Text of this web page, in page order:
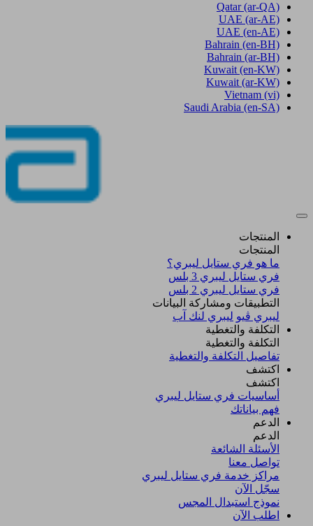
Qatar (ar-QA)
UAE (ar-AE)
UAE (en-AE)
Bahrain (en-BH)
Bahrain (ar-BH)
Kuwait (en-KW)
Kuwait (ar-KW)
Vietnam (vi)
Saudi Arabia (en-SA)
المنتجات
المنتجات
ما هو فري ستايل ليبري؟
فري ستايل ليبري 3 بلس​
فري ستايل ليبري 2 بلس​
التطبيقات ومشاركة البيانات
ليبري ڤيو ليبري لنك آب
التكلفة والتغطية
التكلفة والتغطية
تفاصيل التكلفة والتغطية
اكتشف​
اكتشف​
أساسيات فري ستايل ليبري
فهم بياناتك
الدعم
الدعم
الأسئلة الشائعة
تواصل معنا
مراكز خدمة فري ستايل ليبري
سجّل الآن​
نموذج استبدال المجس
اطلب الآن